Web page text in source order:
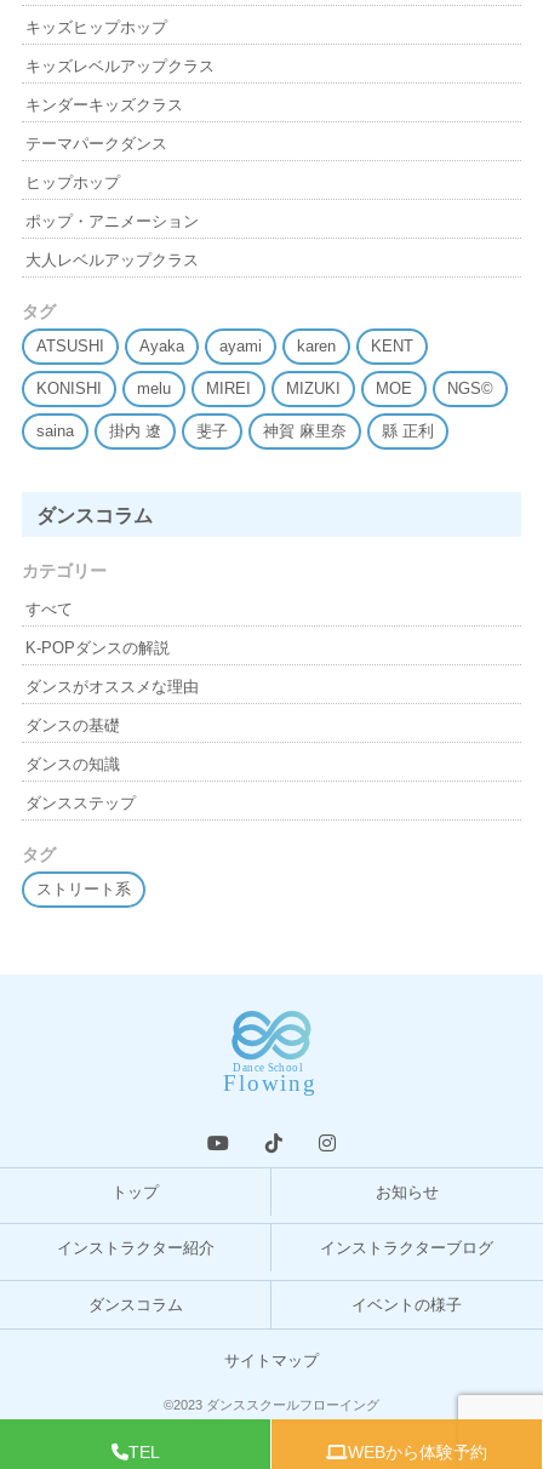
TEL WEBから体験予約
キッズヒップホップ
キッズレベルアップクラス
キンダーキッズクラス
テーマパークダンス
ヒップホップ
ポップ・アニメーション
大人レベルアップクラス
タグ
ATSUSHI Ayaka ayami karen KENT
KONISHI melu MIREI MIZUKI MOE NGS©
saina 掛内 遼 斐子 神賀 麻里奈 縣 正利
ダンスコラム
カテゴリー
すべて
K-POPダンスの解説
ダンスがオススメな理由
ダンスの基礎
ダンスの知識
ダンスステップ
タグ
ストリート系
トップ お知らせ
インストラクター紹介 インストラクターブログ
ダンスコラム イベントの様子
サイトマップ
©2023 ダンススクールフローイング